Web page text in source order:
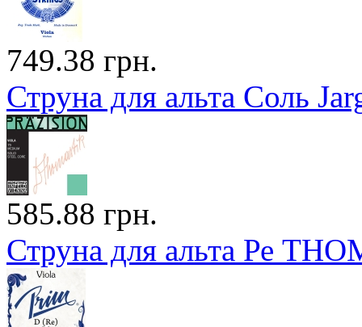
749.38 грн.
Струна для альта Соль
585.88 грн.
Струна для альта Ре